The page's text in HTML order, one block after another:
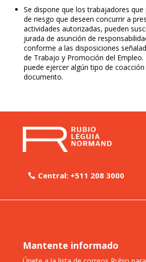
Se dispone que los trabajadores
de riesgo que deseen concurrir a
actividades autorizadas, pueden
jurada de asunción de
conforme a las disposiciones
de Trabajo y Promoción del Empleo.
puede ejercer algún tipo de
documento.
Central: +511 208 3000
Mantente informado